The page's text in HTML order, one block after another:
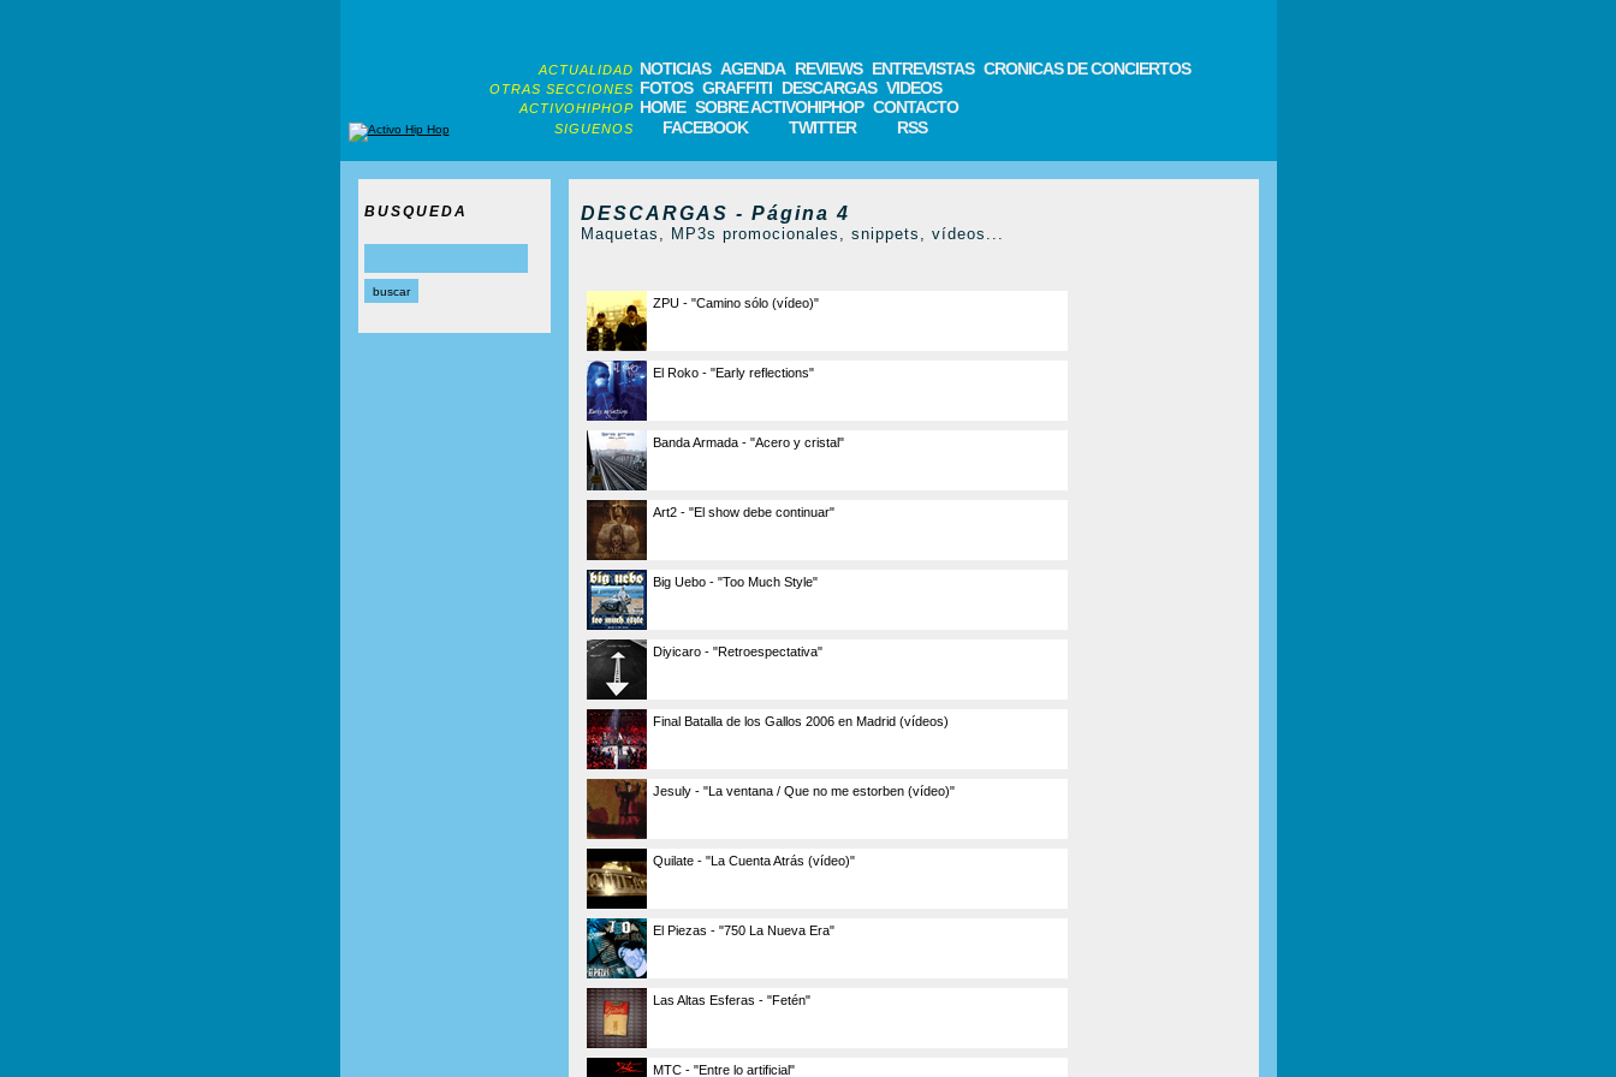
ACTUALIDAD NOTICIAS AGENDA REVIEWS ENTREVISTAS CRONICAS DE CONCIERTOS
OTRAS SECCIONES FOTOS GRAFFITI DESCARGAS VIDEOS
ACTIVOHIPHOP HOME SOBRE ACTIVOHIPHOP CONTACTO
SIGUENOS FACEBOOK TWITTER RSS
BUSQUEDA DESCARGAS - Página 4
Maquetas, MP3s promocionales, snippets, vídeos...
ZPU - "Camino sólo (vídeo)"
El Roko - "Early reflections"
Banda Armada - "Acero y cristal"
Art2 - "El show debe continuar"
Big Uebo - "Too Much Style"
Diyicaro - "Retroespectativa"
Final Batalla de los Gallos 2006 en Madrid (vídeos)
Jesuly - "La ventana / Que no me estorben (vídeo)"
Quilate - "La Cuenta Atrás (vídeo)"
El Piezas - "750 La Nueva Era"
Las Altas Esferas - "Fetén"
MTC - "Entre lo artificial"